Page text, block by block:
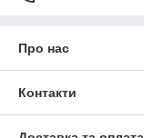
Про нас
Контакти